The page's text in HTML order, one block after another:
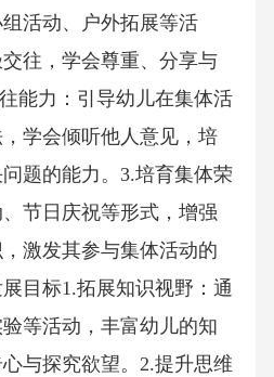
活动、户外拓展等活
往，学会尊重、分享与
能力：引导幼儿在集体活
学会倾听他人意见，培
题的能力。3.培育集体荣
节日庆祝等形式，增强
激发其参与集体活动的
目标1.拓展知识视野：通
等活动，丰富幼儿的知
与探究欲望。2.提升思维